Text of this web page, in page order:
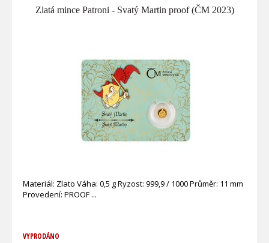
Zlatá mince Patroni - Svatý Martin proof (ČM 2023)
Materiál: Zlato Váha: 0,5 g Ryzost: 999,9 / 1000 Průměr: 11 mm
Provedení: PROOF
VYPRODÁNO